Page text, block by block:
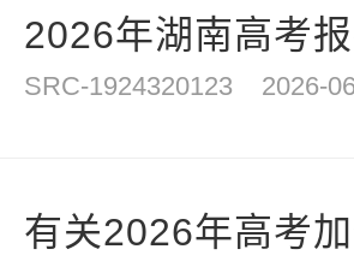
2026年湖南高考
SRC-1924320123 2026-
有关2026年高考